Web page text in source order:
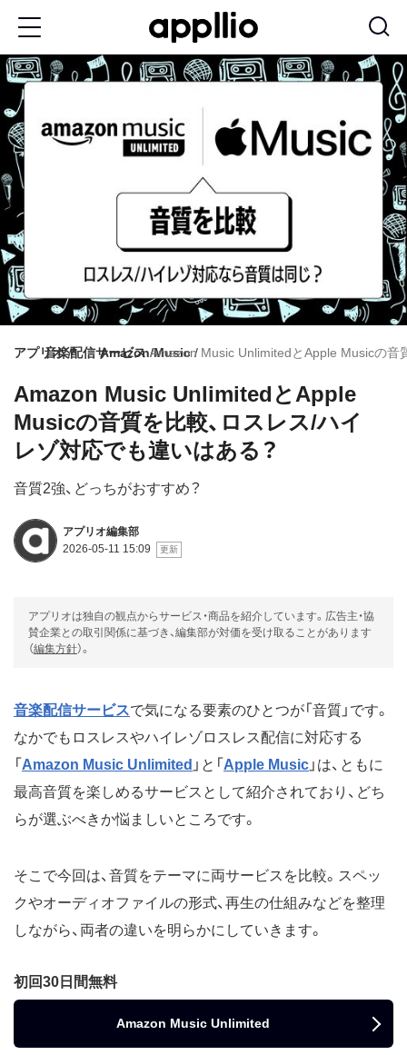
ン
ン
ン
に
移
動
アプリオ音楽配信サービスAmazon MusicAmazon Music UnlimitedとApple Musicの音
Amazon Music UnlimitedとApple
Musicの音質を比較、ロスレス/ハイ
レゾ対応でも違いはある？
音質2強、どっちがおすすめ？
アプリオ編集部
2026-05-11 15:09
アプリオは独自の観点からサービス・商品を紹介しています。広告主・協
賛企業との取引関係に基づき、編集部が対価を受け取ることがあります
（編集方針）。
音楽配信サービスで気になる要素のひとつが「音質」です。
なかでもロスレスやハイレゾロスレス配信に対応する
「 Amazon Music Unlimited 」と「 Apple Music 」は、ともに
最高音質を楽しめるサービスとして紹介されており、どち
らが選ぶべきか悩ましいところです。
そこで今回は、音質をテーマに両サービスを比較。スペッ
クやオーディオファイルの形式、再生の仕組みなどを整理
しながら、両者の違いを明らかにしていきます。
初回30日間無料
Amazon Music Unlimited